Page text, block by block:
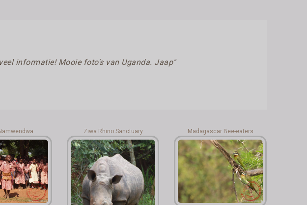
informatie! Mooie foto's van Uganda. Jaap"
Ziwa Rhino Sanctuary Madagascar Bee-eaters